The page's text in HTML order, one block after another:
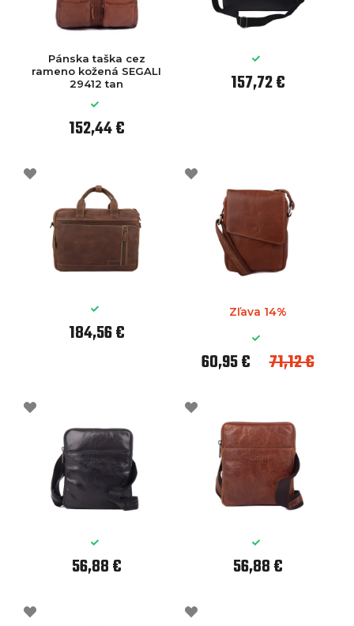
Pánska taška cez
rameno kožená SEGALI
29412 tan
152,44 €
157,72 €
184,56 €
Zľava 14%
60,95 € 71,12 €
56,88 € 56,88 €